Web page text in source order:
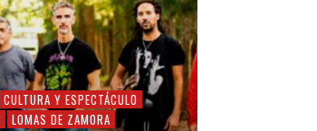
CULTURA Y ESPECTÁCULO
LOMAS DE ZAMORA